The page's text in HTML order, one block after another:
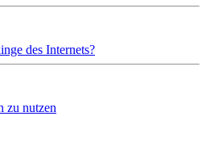
des Internets?
zu nutzen